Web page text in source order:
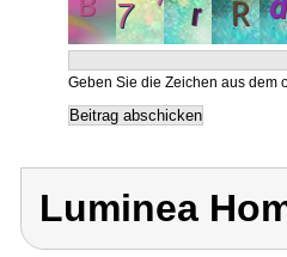
Geben Sie die Zeichen aus dem
Luminea